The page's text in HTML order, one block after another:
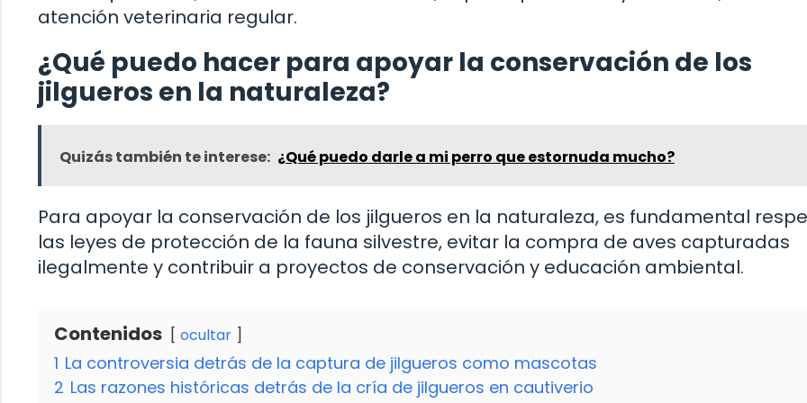
atención veterinaria regular.
¿Qué puedo hacer para apoyar la conservación de los
jilgueros en la naturaleza?
Quizás también te interese: ¿Qué puedo darle a mi perro que estornuda mucho?
Para apoyar la conservación de los jilgueros en la naturaleza, es fundamental
las leyes de protección de la fauna silvestre, evitar la compra de aves capturadas
ilegalmente y contribuir a proyectos de conservación y educación ambiental.
Contenidos ocultar
1 La controversia detrás de la captura de jilgueros como mascotas
2 Las razones históricas detrás de la cría de jilgueros en cautiverio